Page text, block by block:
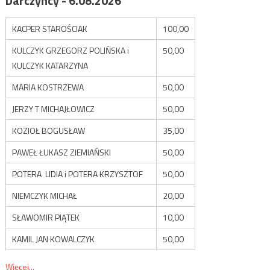
KACPER STAROŚCIAK
100,00
KULCZYK GRZEGORZ POLIŃSKA i
KULCZYK KATARZYNA
50,00
MARIA KOSTRZEWA
50,00
JERZY T MICHAJŁOWICZ
50,00
KOZIOŁ BOGUSŁAW
35,00
PAWEŁ ŁUKASZ ZIEMIAŃSKI
50,00
POTERA LIDIA i POTERA KRZYSZTOF
50,00
NIEMCZYK MICHAŁ
20,00
SŁAWOMIR PIĄTEK
10,00
KAMIL JAN KOWALCZYK
50,00
Więcej...